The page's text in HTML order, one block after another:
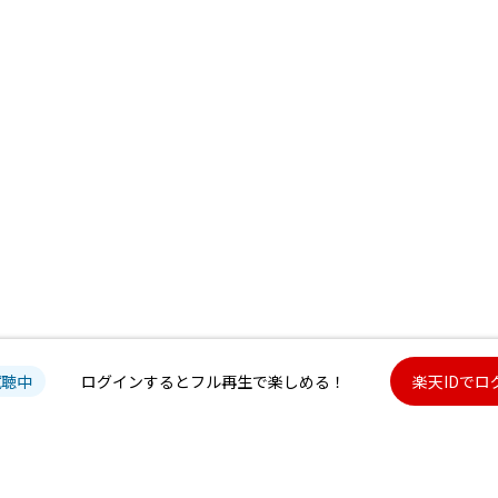
中 ログインするとフル再生で楽しめる！ 楽天IDでロ